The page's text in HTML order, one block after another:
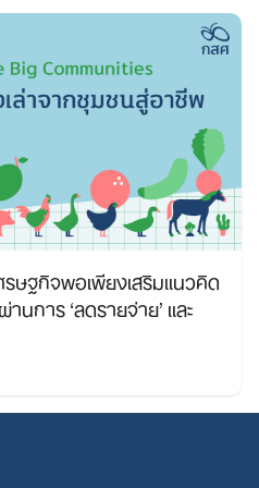
รษฐกิจพอเพียงเสริมแนวคิด
นการ ‘ลดรายจ่าย’ และ